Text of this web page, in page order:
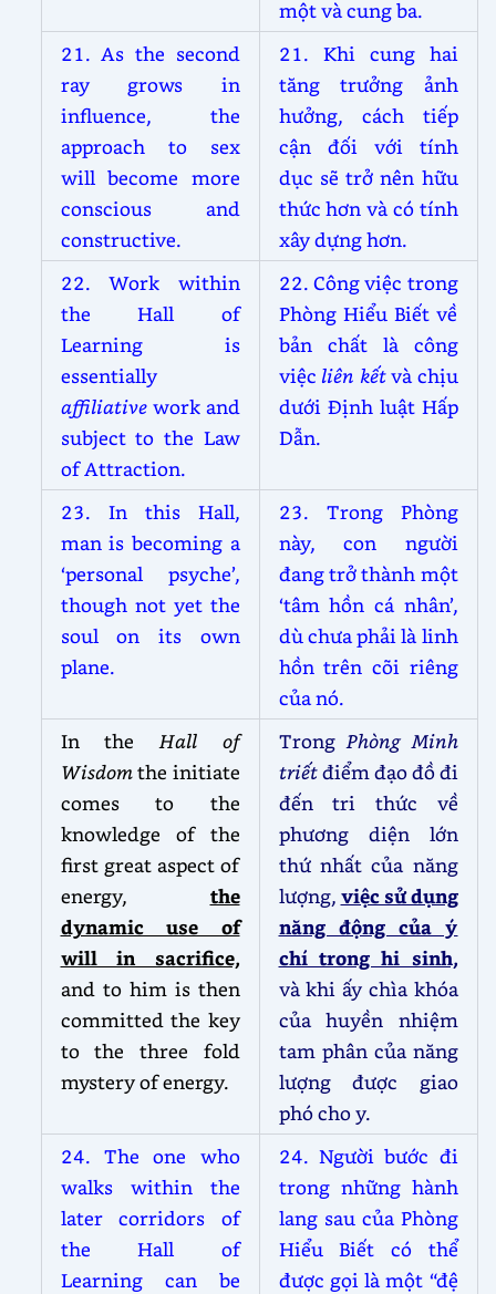
một và cung ba.
21. As the second
ray grows in
influence, the
approach to sex
will become more
conscious and
constructive.
21. Khi cung hai
tăng trưởng ảnh
hưởng, cách tiếp
cận đối với tính
dục sẽ trở nên hữu
thức hơn và có tính
xây dựng hơn.
22. Work within
the Hall of
Learning is
essentially
affiliativework and
subject to the Law
of Attraction.
22. Công việc trong
Phòng Hiểu Biết về
bản chất là công
việc liên kếtvà chịu
dưới Định luật Hấp
Dẫn.
23. In this Hall,
man is becoming a
‘personal psyche’,
though not yet the
soul on its own
plane.
23. Trong Phòng
này, con người
đang trở thành một
‘tâm hồn cá nhân’,
dù chưa phải là linh
hồn trên cõi riêng
của nó.
In the Hall of
Wisdomthe initiate
comes to the
knowledge of the
first great aspect of
energy, the
dynamic use of
will in sacrifice,
and to him is then
committed the key
to the three fold
mystery of energy.
Trong Phòng Minh
triếtđiểm đạo đồ đi
đến tri thức về
phương diện lớn
thứ nhất của năng
lượng, việc sử dụng
năng động của ý
chí trong hi sinh,
và khi ấy chìa khóa
của huyền nhiệm
tam phân của năng
lượng được giao
phó cho y.
24. The one who
walks within the
later corridors of
the Hall of
Learning can be
24. Người bước đi
trong những hành
lang sau của Phòng
Hiểu Biết có thể
được gọi là một “đệ